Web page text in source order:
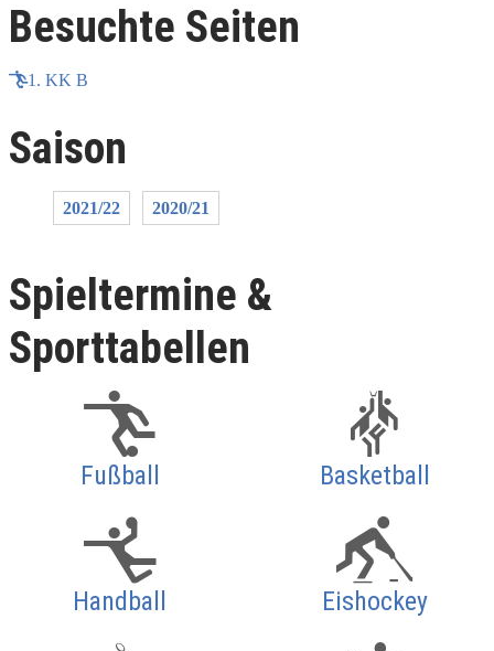
Besuchte Seiten
1. KK B
Saison
2021/22 2020/21
Spieltermine &
Sporttabellen
Fußball Basketball
Handball Eishockey